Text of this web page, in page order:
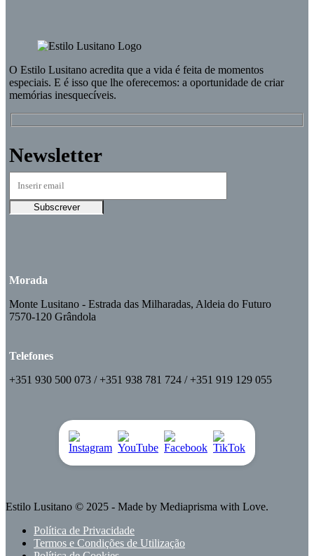
O Estilo Lusitano acredita que a vida é feita de momentos
especiais. E é isso que lhe oferecemos: a oportunidade de criar
memórias inesquecíveis.
Newsletter
Morada
Monte Lusitano - Estrada das Milharadas, Aldeia do Futuro
7570-120 Grândola
Telefones
+351 930 500 073 / +351 938 781 724 / +351 919 129 055
Estilo Lusitano © 2025 - Made by Mediaprisma with Love.
Política de Privacidade
Termos e Condições de Utilização